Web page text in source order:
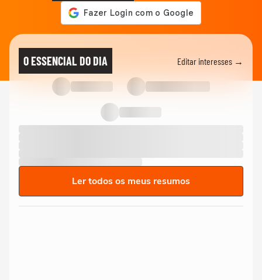
O ESSENCIAL DO DIA Editar interesses →
Ler todos os meus resumos